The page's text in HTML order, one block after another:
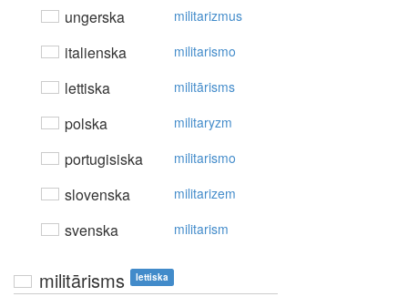
ungerska militarizmus
italienska militarismo
lettiska militārisms
polska militaryzm
portugisiska militarismo
slovenska militarizem
svenska militarism
militārisms lettiska